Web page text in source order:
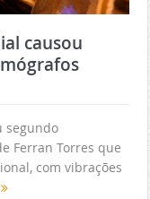
causou
segundo
Ferran Torres que
com vibrações